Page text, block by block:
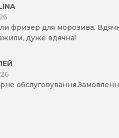
фризер для морозива.
дуже вдячна!